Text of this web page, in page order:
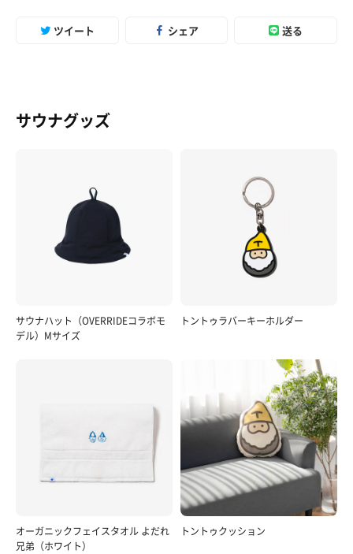
ツイート シェア 送る
サウナグッズ
サウナハット（OVERRIDEコラボモ
デル）Mサイズ
トントゥラバーキーホルダー
オーガニックフェイスタオル よだれ
兄弟（ホワイト）
トントゥクッション